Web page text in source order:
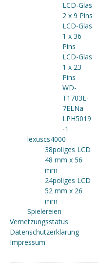
LCD-Glas
2 x 9 Pins
LCD-Glas
1 x 36
Pins
LCD-Glas
1 x 23
Pins
WD-
T1703L-
7ELNa
LPH5019
-1
lexuscs4000
38poliges LCD
48 mm x 56
mm
24poliges LCD
52 mm x 26
mm
Spielereien
Vernetzungsstatus
Datenschutzerklärung
Impressum